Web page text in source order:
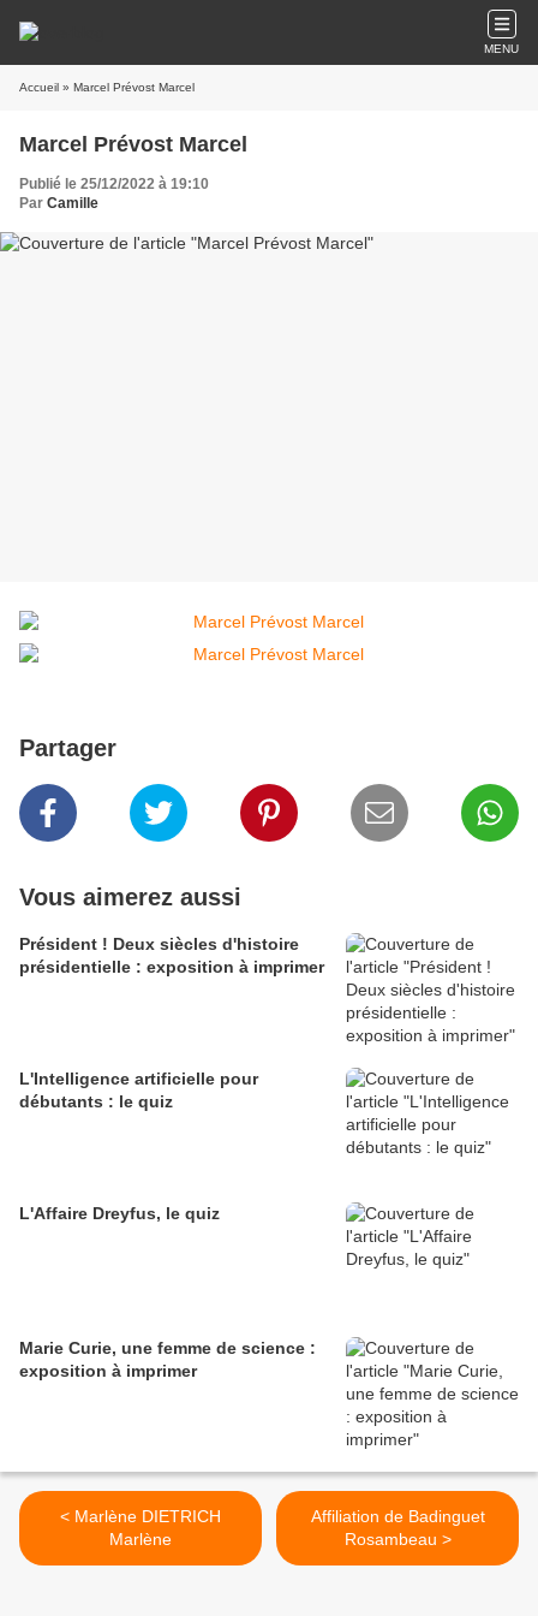
MENU
Accueil » Marcel Prévost Marcel
Marcel Prévost Marcel
Publié le 25/12/2022 à 19:10
Par Camille
Partager
Vous aimerez aussi
Président ! Deux siècles d'histoire
présidentielle : exposition à imprimer
L'Intelligence artificielle pour
débutants : le quiz
L'Affaire Dreyfus, le quiz
Marie Curie, une femme de science :
exposition à imprimer
< Marlène DIETRICH
Marlène
Affiliation de Badinguet
Rosambeau >